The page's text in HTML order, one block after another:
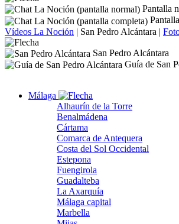
Pantalla
Vídeos La Noción | San Pedro Alcántara |
San Pedro Alcántara
Guía de San
Málaga
Alhaurín de la Torre
Benalmádena
Cártama
Comarca de Antequera
Costa del Sol Occidental
Estepona
Fuengirola
Guadalteba
La Axarquía
Málaga capital
Marbella